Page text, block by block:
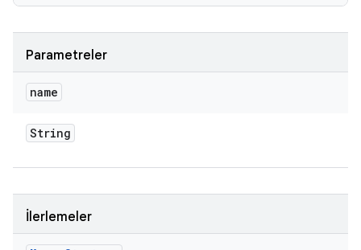
Parametreler
name
String
İlerlemeler